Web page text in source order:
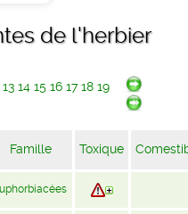
de l'herbier
13 14 15 16 17 18 19
Famille Toxique